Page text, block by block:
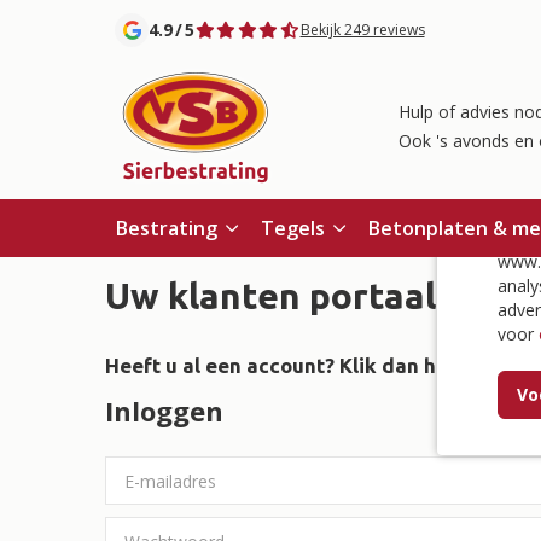
4.9/5 Bekijk 249 reviews
Hulp of advies
Ook 's avonds en
Bestrating Tegels Betonplaten &
Uw klanten portaal
Heeft u al een account? Klik dan hier om in
Inloggen
voor